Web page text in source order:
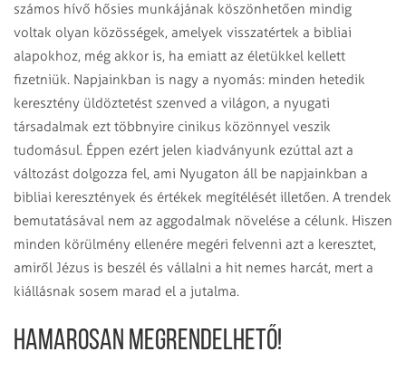
számos hívő hősies munkájának köszönhetően mindig
voltak olyan közösségek, amelyek visszatértek a bibliai
alapokhoz, még akkor is, ha emiatt az életükkel kellett
fizetniük. Napjainkban is nagy a nyomás: minden hetedik
keresztény üldöztetést szenved a világon, a nyugati
társadalmak ezt többnyire cinikus közönnyel veszik
tudomásul. Éppen ezért jelen kiadványunk ezúttal azt a
változást dolgozza fel, ami Nyugaton áll be napjainkban a
bibliai keresztények és értékek megítélését illetően. A trendek
bemutatásával nem az aggodalmak növelése a célunk. Hiszen
minden körülmény ellenére megéri felvenni azt a keresztet,
amiről Jézus is beszél és vállalni a hit nemes harcát, mert a
kiállásnak sosem marad el a jutalma.
Hamarosan megrendelhető!